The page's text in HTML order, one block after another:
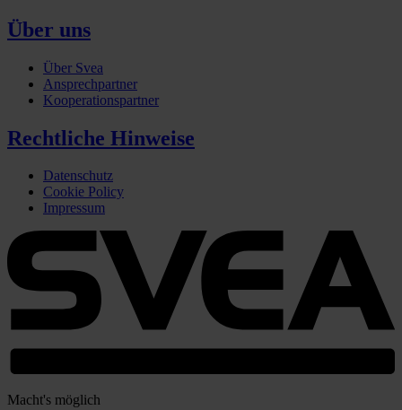
Über uns
Über Svea
Ansprechpartner
Kooperationspartner
Rechtliche Hinweise
Datenschutz
Cookie Policy
Impressum
Macht's möglich